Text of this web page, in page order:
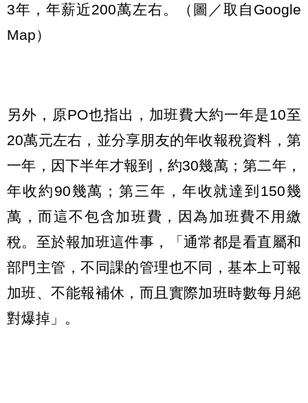
3年，年薪近200萬左右。（圖／取自Google
Map）
另外，原PO也指出，加班費大約一年是10至
20萬元左右，並分享朋友的年收報稅資料，第
一年，因下半年才報到，約30幾萬；第二年，
年收約90幾萬；第三年，年收就達到150幾
萬，而這不包含加班費，因為加班費不用繳
稅。至於報加班這件事，「通常都是看直屬和
部門主管，不同課的管理也不同，基本上可報
加班、不能報補休，而且實際加班時數每月絕
對爆掉」。